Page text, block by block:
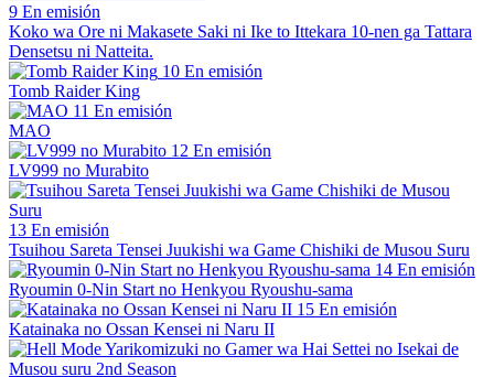
9 En emisión
Koko wa Ore ni Makasete Saki ni Ike to Ittekara 10-nen ga Tattara
Densetsu ni Natteita.
10 En emisión
Tomb Raider King
11 En emisión
MAO
12 En emisión
LV999 no Murabito
13 En emisión
Tsuihou Sareta Tensei Juukishi wa Game Chishiki de Musou Suru
14 En emisión
Ryoumin 0-Nin Start no Henkyou Ryoushu-sama
15 En emisión
Katainaka no Ossan Kensei ni Naru II